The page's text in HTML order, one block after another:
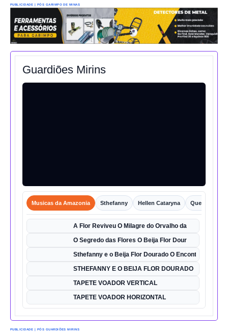
PUBLICIDADE | PÓS GARIMPO DE MINAS
Guardiões Mirins
Musicas da Amazonia Sthefanny Hellen Cataryna Queixo o
A Flor Reviveu O Milagre do Orvalho da
O Segredo das Flores O Beija Flor Dour
Sthefanny e o Beija Flor Dourado O Encontro Mágico
STHEFANNY E O BEIJA FLOR DOURADO
TAPETE VOADOR VERTICAL
TAPETE VOADOR HORIZONTAL
PUBLICIDADE | PÓS GUARDIÕES MIRINS